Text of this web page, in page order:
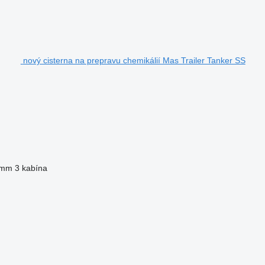
nový cisterna na prepravu chemikálií Mas Trailer Tanker SS
3 kabína